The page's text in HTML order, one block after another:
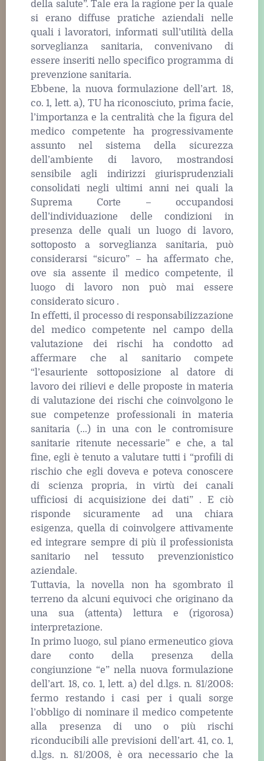
della salute”. Tale era la ragione per la quale
si erano diffuse pratiche aziendali nelle
quali i lavoratori, informati sull’utilità della
sorveglianza sanitaria, convenivano di
essere inseriti nello specifico programma di
prevenzione sanitaria.
Ebbene, la nuova formulazione dell’art. 18,
co. 1, lett. a), TU ha riconosciuto, prima facie,
l’importanza e la centralità che la figura del
medico competente ha progressivamente
assunto nel sistema della sicurezza
dell’ambiente di lavoro, mostrandosi
sensibile agli indirizzi giurisprudenziali
consolidati negli ultimi anni nei quali la
Suprema Corte – occupandosi
dell’individuazione delle condizioni in
presenza delle quali un luogo di lavoro,
sottoposto a sorveglianza sanitaria, può
considerarsi “sicuro” – ha affermato che,
ove sia assente il medico competente, il
luogo di lavoro non può mai essere
considerato sicuro .
In effetti, il processo di responsabilizzazione
del medico competente nel campo della
valutazione dei rischi ha condotto ad
affermare che al sanitario compete
“l’esauriente sottoposizione al datore di
lavoro dei rilievi e delle proposte in materia
di valutazione dei rischi che coinvolgono le
sue competenze professionali in materia
sanitaria (...) in una con le contromisure
sanitarie ritenute necessarie” e che, a tal
fine, egli è tenuto a valutare tutti i “profili di
rischio che egli doveva e poteva conoscere
di scienza propria, in virtù dei canali
ufficiosi di acquisizione dei dati” . E ciò
risponde sicuramente ad una chiara
esigenza, quella di coinvolgere attivamente
ed integrare sempre di più il professionista
sanitario nel tessuto prevenzionistico
aziendale.
Tuttavia, la novella non ha sgombrato il
terreno da alcuni equivoci che originano da
una sua (attenta) lettura e (rigorosa)
interpretazione.
In primo luogo, sul piano ermeneutico giova
dare conto della presenza della
congiunzione “e” nella nuova formulazione
dell’art. 18, co. 1, lett. a) del d.lgs. n. 81/2008:
fermo restando i casi per i quali sorge
l’obbligo di nominare il medico competente
alla presenza di uno o più rischi
riconducibili alle previsioni dell’art. 41, co. 1,
d.lgs. n. 81/2008, è ora necessario che la